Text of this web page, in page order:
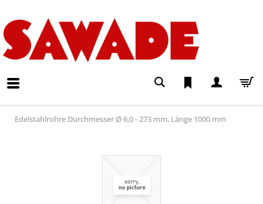
Edelstahlrohre Durchmesser Ø 6,0 - 273 mm, Länge 1000 mm